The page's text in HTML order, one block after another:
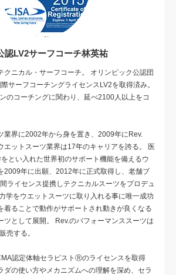
認LV2サーフコーチ林英祐
クニカル・サーフコーチ。 オリンピック公認団
サーフコーチングライセンスLV2を取得済み。
のコーチングに関わり、延べ2100人以上をコ
業界に2002年から身を置き、2009年にRev.
エットスーツ業界は17年のキャリアを誇る。 医
とい入れた世界初のサポート機能を備えるウ
2009年に出願、2012年に正式取得し、老舗ブ
ライセンス提携しテクニカルスーツをプロデュ
学をウエットスーツに取り入れる事に唯一成功
着ることで動作がサポートされ動きが良くなる
ツとして展開。 Rev.のパフォーマンススーツは
売する。
認定体軸セラピストⓇのライセンスを取得
ダの使い方やメカニズムへの理解を深め、セラ